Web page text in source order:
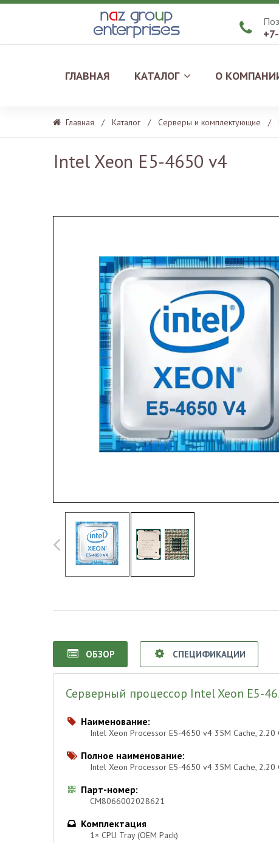

ГЛАВНАЯ КАТАЛОГ О
Главная / Каталог / Серверы и комплектующие /
Intel Xeon E5-4650 v4
ОБЗОР СПЕЦИФИКАЦИИ
Серверный процессор Intel Xeon E5-
 Наименование:
Intel Xeon Processor E5-4650 v4 35M Cache, 2.20
 Полное наименование:
Intel Xeon Processor E5-4650 v4 35M Cache, 2.20
 Парт-номер:
CM8066002028621
 Комплектация
1× CPU Tray (OEM Pack)